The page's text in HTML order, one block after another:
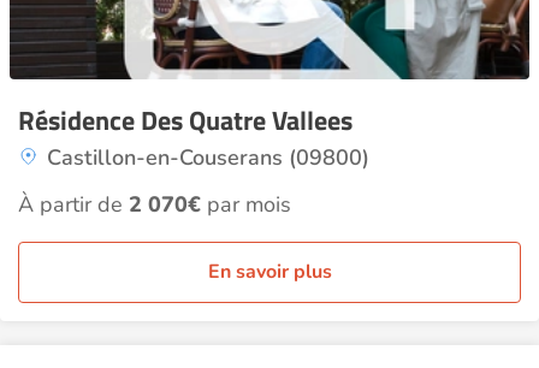
Résidence Des Quatre Vallees
Castillon-en-Couserans (09800)
À partir de 2 070€ par mois
En savoir plus